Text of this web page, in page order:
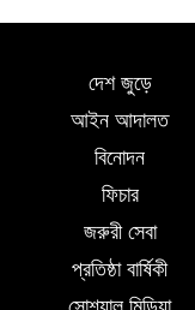
দেশ জুড়ে
আইন আদালত
বিনোদন
ফিচার
জরুরী সেবা
প্রতিষ্ঠা বার্ষিকী